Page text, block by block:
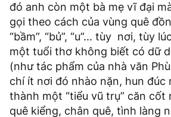
đó anh còn một bà mẹ vĩ đại
gọi theo cách của vùng quê
“bầm”, “bủ”, “u”... tùy nơi, tùy
một tuổi thơ không biết có dữ
(như tác phẩm của nhà văn
chí ít nơi đó nhào nặn, hun đúc
thành một “tiểu vũ trụ” căn cốt
quê kiểng, chân quê, tình làng